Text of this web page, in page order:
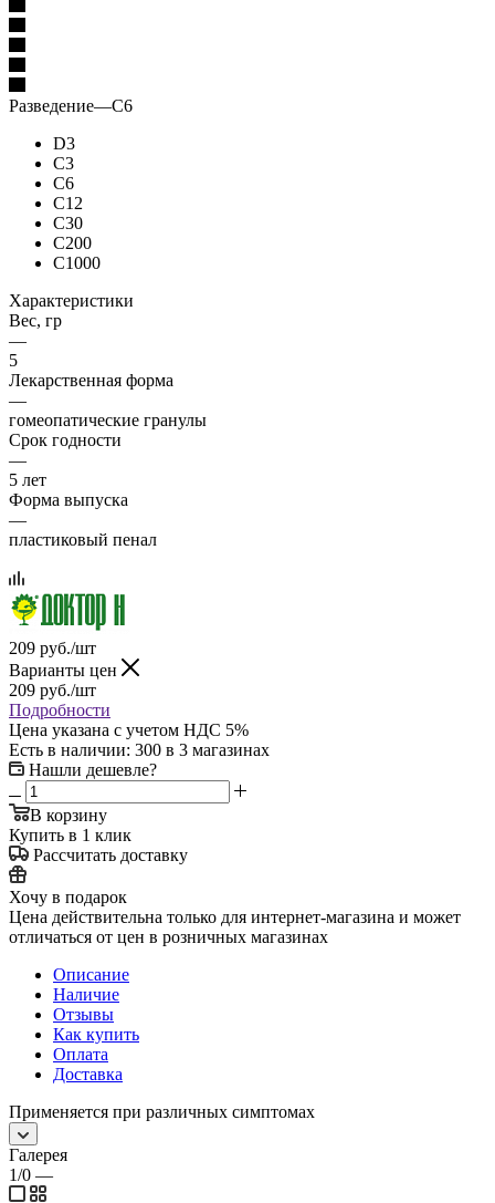
Разведение—C6
D3
C3
C6
C12
C30
C200
C1000
Характеристики
Вес, гр
—
5
Лекарственная форма
—
гомеопатические гранулы
Срок годности
—
5 лет
Форма выпуска
—
пластиковый пенал
209 руб./шт
Варианты цен
209 руб./шт
Подробности
Цена указана с учетом НДС 5%
Есть в наличии: 300 в 3 магазинах
Нашли дешевле?
В корзину
Купить в 1 клик
Рассчитать доставку
Хочу в подарок
Цена действительна только для интернет-магазина и может
отличаться от цен в розничных магазинах
Описание
Наличие
Отзывы
Как купить
Оплата
Доставка
Применяется при различных симптомах
Галерея
1/0 —